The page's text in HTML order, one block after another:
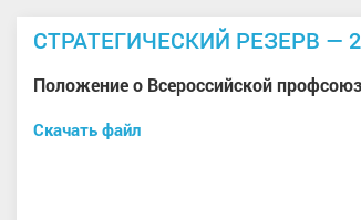
СТРАТЕГИЧЕСКИЙ РЕЗЕРВ —
Положение о Всероссийской
Скачать файл